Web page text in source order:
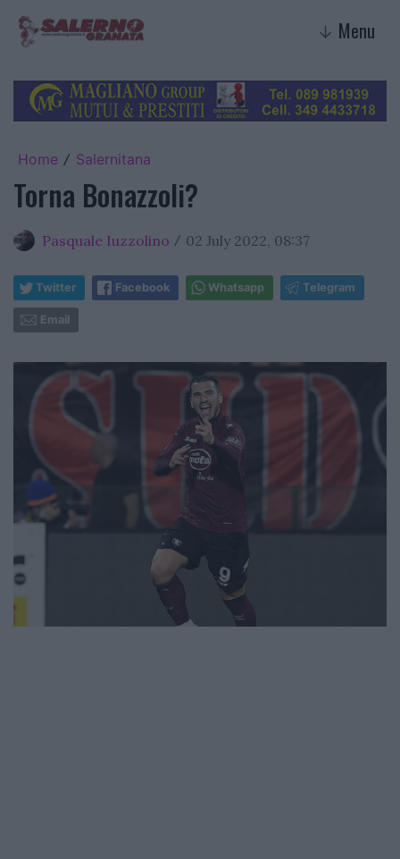
↓ Menu
Home / Salernitana
Torna Bonazzoli?
Pasquale Iuzzolino / 02 July 2022, 08:37
Twitter Facebook Whatsapp Telegram
Email